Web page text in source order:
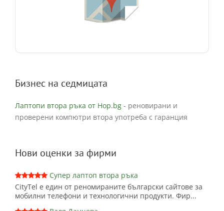
Бизнес на седмицата
Лаптопи втора ръка от Hop.bg - реновирани и
проверени компютри втора употреба с гаранция
Нови оценки за фирми
Супер лаптоп втора ръка
CityTel е един от реномираните български сайтове за
мобилни телефони и технологични продукти. Фир...